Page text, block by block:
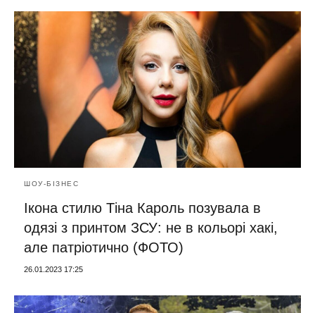
ШОУ-БІЗНЕС
Ікона стилю Тіна Кароль позувала в
одязі з принтом ЗСУ: не в кольорі хакі,
але патріотично (ФОТО)
26.01.2023 17:25